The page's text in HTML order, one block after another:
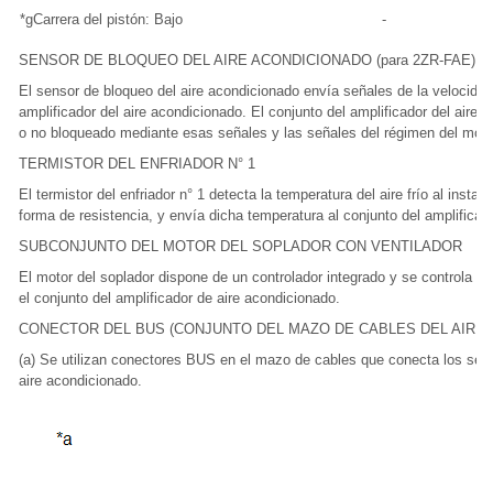
*gCarrera del pistón: Bajo -
SENSOR DE BLOQUEO DEL AIRE ACONDICIONADO (para 2ZR-FAE)
El sensor de bloqueo del aire acondicionado envía señales de la
amplificador del aire acondicionado. El conjunto del amplificador del aire
o no bloqueado mediante esas señales y las señales del régimen del
TERMISTOR DEL ENFRIADOR N° 1
El termistor del enfriador n° 1 detecta la temperatura del aire frío al
forma de resistencia, y envía dicha temperatura al conjunto del
SUBCONJUNTO DEL MOTOR DEL SOPLADOR CON VENTILADOR
El motor del soplador dispone de un controlador integrado y se controla
el conjunto del amplificador de aire acondicionado.
CONECTOR DEL BUS (CONJUNTO DEL MAZO DE CABLES DEL AIRE
(a) Se utilizan conectores BUS en el mazo de cables que conecta los
aire acondicionado.